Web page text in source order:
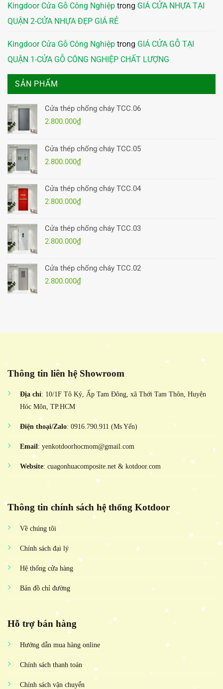
Kingdoor Cửa Gỗ Công Nghiệp trong GIÁ CỬA NHỰA TẠI
QUẬN 2-CỬA NHỰA ĐẸP GIÁ RẺ
Kingdoor Cửa Gỗ Công Nghiệp trong GIÁ CỬA GỖ TẠI
QUẬN 1-CỬA GỖ CÔNG NGHIỆP CHẤT LƯỢNG
SẢN PHẨM
Cửa thép chống cháy TCC.06
2.800.000₫
Cửa thép chống cháy TCC.05
2.800.000₫
Cửa thép chống cháy TCC.04
2.800.000₫
Cửa thép chống cháy TCC.03
2.800.000₫
Cửa thép chống cháy TCC.02
2.800.000₫
Thông tin liên hệ Showroom
Địa chỉ: 10/1F Tô Ký, Ấp Tam Đông, xã Thới Tam Thôn, Huyện
Hóc Môn, TP.HCM
Điện thoại/Zalo: 0916.790.911 (Ms Yến)
Email: yenkotdoorhocmom@gmail.com
Website: cuagonhuacomposite.net & kotdoor.com
Thông tin chính sách hệ thống Kotdoor
Về chúng tôi
Chính sách đại lý
Hệ thống cửa hàng
Bản đồ chỉ đường
Hỗ trợ bán hàng
Hướng dẫn mua hàng online
Chính sách thanh toán
Chính sách vận chuyển